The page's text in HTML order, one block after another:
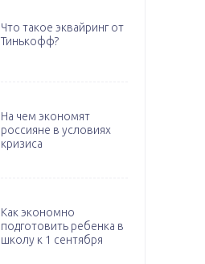
Что такое эквайринг от
Тинькофф?
На чем экономят
россияне в условиях
кризиса
Как экономно
подготовить ребенка в
школу к 1 сентября